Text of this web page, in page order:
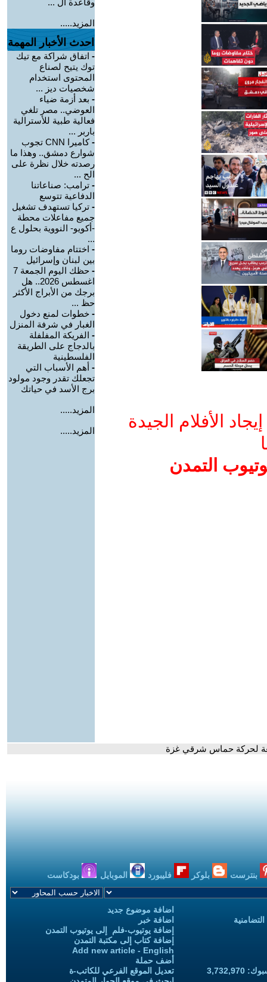
الأفلام الجيدة
التمدن
وقاعدة ال ...
المزيد.....
احدث الأخبار المهمة
- اتفاق شراكة مع تيك
توك يتيح لصناع
المحتوى استخدام
شخصيات ديز ...
- بعد أزمة ضياء
العوضي.. مصر تلغي
فعالية طبية للأسترالية
باربر ...
-
كاميرا CNN تجوب
شوارع دمشق.. وهذا ما
رصدته خلال نظرة على
الح ...
- ترامب: صناعاتنا
الدفاعية تتوسع
- تركيا تستهدف تشغيل
جميع مفاعلات محطة
-أكويو- النووية بحلول ع
...
- اختتام مفاوضات روما
بين لبنان وإسرائيل
-
حظك اليوم الجمعة 7
اغسطس 2026.. هل
برجك من الأبراج الأكثر
حظ ...
- خطوات لمنع دخول
الغبار في شرفة المنزل
- الفريكة المفلفلة
بالدجاج على الطريقة
الفلسطينية
- أهم الأسباب التي
تجعلك تقدر وجود مولود
برج الأسد في حياتك
المزيد.....
المزيد.....
لحركة حماس شرقي غزة
بنترست بلوكر فليبورد الموبايل بودكاست
اضافة موضوع جديد
اضافة خبر
إضافة يوتيوب-فلم إلى يوتيوب التمدن
إضافة كتاب إلى مكتبة التمدن
Add new article - English
أضف حملة
تعديل الموقع الفرعي للكاتب-ة